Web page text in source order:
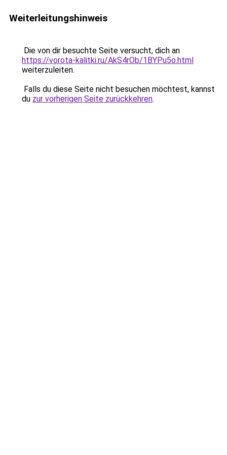
Weiterleitungshinweis
Die von dir besuchte Seite versucht, dich an
https://vorota-kalitki.ru/AkS4rOb/1BYPu5o.html
weiterzuleiten.
Falls du diese Seite nicht besuchen möchtest, kannst
du zur vorherigen Seite zurückkehren.